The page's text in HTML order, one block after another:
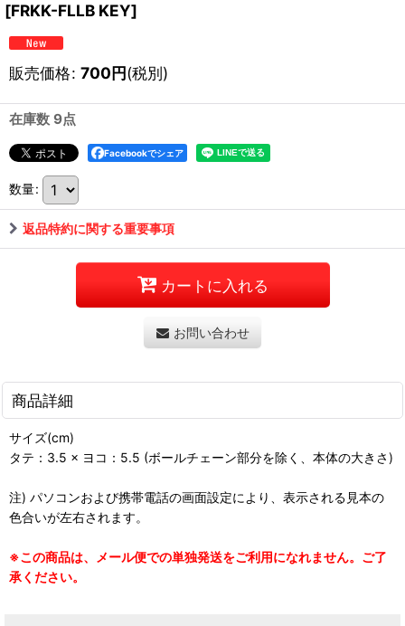
[FRKK-FLLB KEY]
販売価格: 700円(税別)
在庫数 9点
Facebookでシェア
数量:
返品特約に関する重要事項
カートに入れる
お問い合わせ
商品詳細
サイズ(cm)
タテ：3.5 × ヨコ：5.5 (ボールチェーン部分を除く、本体の大きさ)
注) パソコンおよび携帯電話の画面設定により、表示される見本の
色合いが左右されます。
※この商品は、メール便での単独発送をご利用になれません。ご了
承ください。